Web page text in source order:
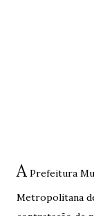
A Prefeitura
Metropolitana